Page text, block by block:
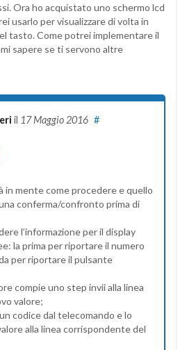
Ora ho acquistato uno schermo lcd
usarlo per visualizzare di volta in
tasto. Come potrei implementare il
sapere se ti servono altre
il 17 Maggio 2016 #
in mente come procedere e quello
conferma/confronto prima di
l’informazione per il display
la prima per riportare il numero
per riportare il pulsante
compie uno step invii alla linea
valore;
codice dal telecomando e lo
alla linea corrispondente del